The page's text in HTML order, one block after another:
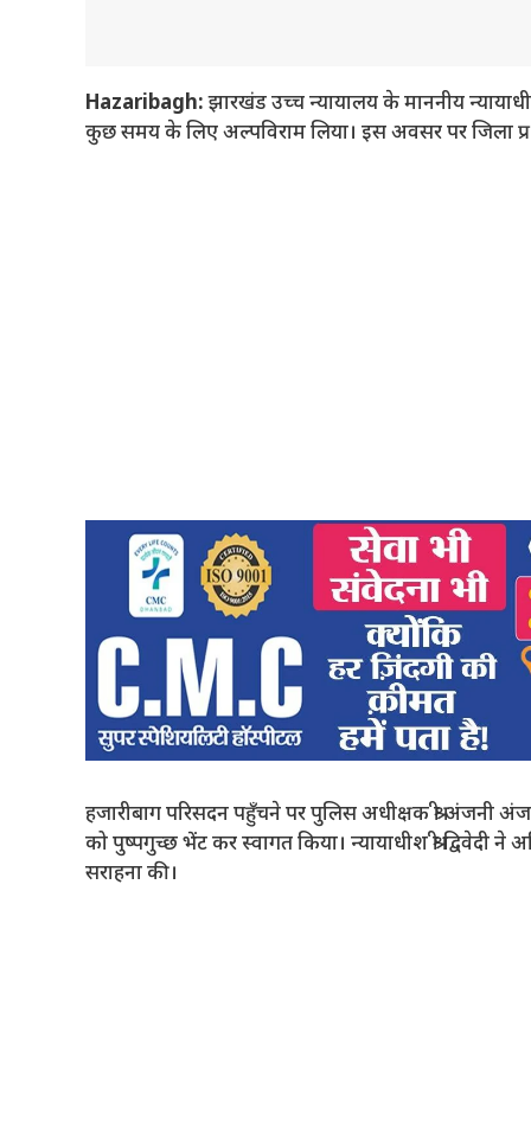
Hazaribagh:झारखंड उच्च न्यायालय के माननीय
कुछ समय के लिए अल्पविराम लिया। इस अवसर पर जिला
हजारीबाग परिसदन पहुँचने पर पुलिस अधीक्षक श्री अंजनी
को पुष्पगुच्छ भेंट कर स्वागत किया। न्यायाधीश श्री द्विवेदी
सराहना की।